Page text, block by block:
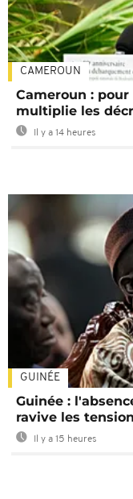
CAMEROUN
Cameroun :
multiplie les
Il y a 14 heures
GUINÉE
Guinée :
ravive les
Il y a 15 heures